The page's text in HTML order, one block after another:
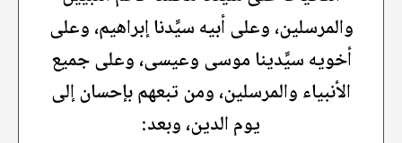
والمرسلين، وعلى أبيه سيِّدنا إبراهيم، وعلى
أخويه سيِّدينا موسى وعيسى، وعلى جميع
الأنبياء والمرسلين، ومن تبعهم بإحسان إلى
يوم الدين، وبعد: